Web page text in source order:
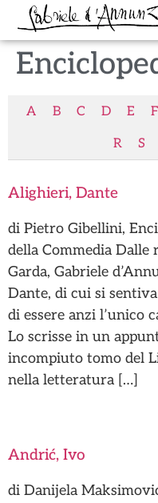
A B C D E F
R
S
Alighieri, Dante
di Pietro Gibellini,
della Commedia Dalle
Garda, Gabriele
Dante, di cui si
di essere anzi l’unico
Lo scrisse in un
incompiuto tomo del
nella letteratura […]
Andrić, Ivo
di Danijela